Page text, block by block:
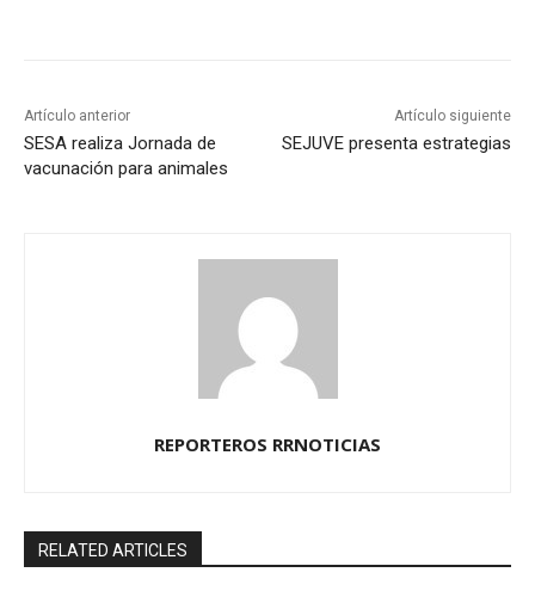
Artículo anterior
SESA realiza Jornada de
vacunación para animales
Artículo siguiente
SEJUVE presenta estrategias
REPORTEROS RRNOTICIAS
RELATED ARTICLES